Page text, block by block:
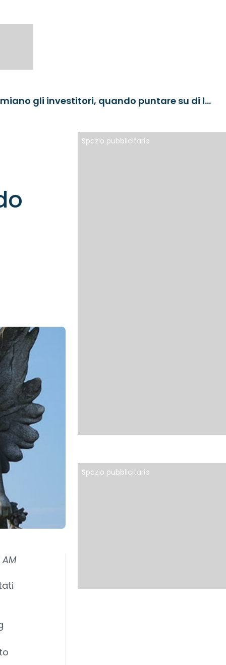
I fallen angels non sempre premiano gli investitori, quando puntare su di loro
Spazio pubblicitario
Spazio pubblicitario